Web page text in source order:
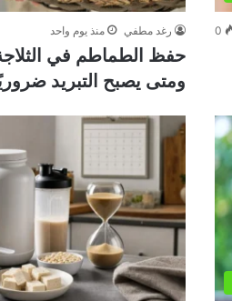
0 رغد مطفي منذ يوم واحد
حفظ الطماطم في
ومتى يصبح التبريد